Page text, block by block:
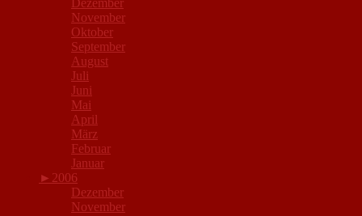
Dezember
November
Oktober
September
August
Juli
Juni
Mai
April
März
Februar
Januar
► 2006
Dezember
November